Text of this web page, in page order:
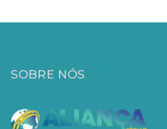
SOBRE NÓS